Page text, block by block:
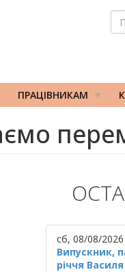
ПРАЦІВНИКАМ
сб, 08/08/
Випускник,
річчя